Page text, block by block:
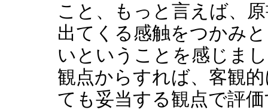
こと、もっと言えば、
出てくる感触をつかみ
いということを感じま
観点からすれば、客観
ても妥当する観点で評